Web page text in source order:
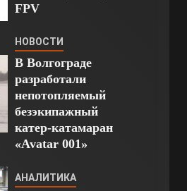
FPV
НОВОСТИ
В Волгограде
разработали
непотопляемый
безэкипажный
катер-катамаран
«Avatar 001»
АНАЛИТИКА